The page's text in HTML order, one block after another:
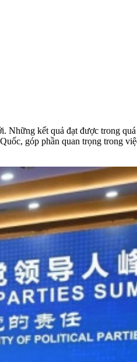
Những kết quả đạt được trong
góp phần quan trọng trong